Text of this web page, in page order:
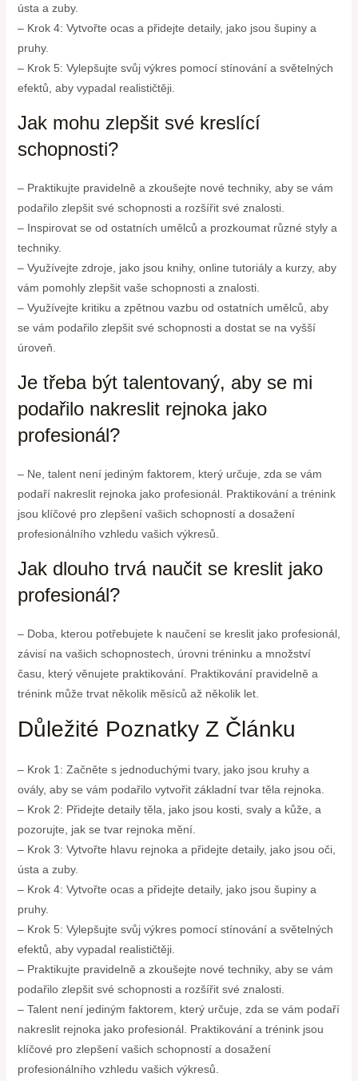
ústa a zuby.
– Krok 4: Vytvořte ocas a přidejte detaily, jako jsou šupiny a
pruhy.
– Krok 5: Vylepšujte svůj výkres pomocí stínování a světelných
efektů, aby vypadal realističtěji.
Jak mohu zlepšit své kreslící
schopnosti?
– Praktikujte pravidelně a zkoušejte nové techniky, aby se vám
podařilo zlepšit své schopnosti a rozšířit své znalosti.
– Inspirovat se od ostatních umělců a prozkoumat různé styly a
techniky.
– Využívejte zdroje, jako jsou knihy, online tutoriály a kurzy, aby
vám pomohly zlepšit vaše schopnosti a znalosti.
– Využívejte kritiku a zpětnou vazbu od ostatních umělců, aby
se vám podařilo zlepšit své schopnosti a dostat se na vyšší
úroveň.
Je třeba být talentovaný, aby se mi
podařilo nakreslit rejnoka jako
profesionál?
– Ne, talent není jediným faktorem, který určuje, zda se vám
podaří nakreslit rejnoka jako profesionál. Praktikování a trénink
jsou klíčové pro zlepšení vašich schopností a dosažení
profesionálního vzhledu vašich výkresů.
Jak dlouho trvá naučit se kreslit jako
profesionál?
– Doba, kterou potřebujete k naučení se kreslit jako profesionál,
závisí na vašich schopnostech, úrovni tréninku a množství
času, který věnujete praktikování. Praktikování pravidelně a
trénink může trvat několik měsíců až několik let.
Důležité Poznatky Z Článku
– Krok 1: Začněte s jednoduchými tvary, jako jsou kruhy a
ovály, aby se vám podařilo vytvořit základní tvar těla rejnoka.
– Krok 2: Přidejte detaily těla, jako jsou kosti, svaly a kůže, a
pozorujte, jak se tvar rejnoka mění.
– Krok 3: Vytvořte hlavu rejnoka a přidejte detaily, jako jsou oči,
ústa a zuby.
– Krok 4: Vytvořte ocas a přidejte detaily, jako jsou šupiny a
pruhy.
– Krok 5: Vylepšujte svůj výkres pomocí stínování a světelných
efektů, aby vypadal realističtěji.
– Praktikujte pravidelně a zkoušejte nové techniky, aby se vám
podařilo zlepšit své schopnosti a rozšířit své znalosti.
– Talent není jediným faktorem, který určuje, zda se vám podaří
nakreslit rejnoka jako profesionál. Praktikování a trénink jsou
klíčové pro zlepšení vašich schopností a dosažení
profesionálního vzhledu vašich výkresů.